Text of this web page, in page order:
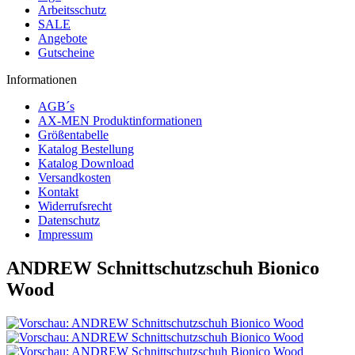
Arbeitsschutz
SALE
Angebote
Gutscheine
Informationen
AGB´s
AX-MEN Produktinformationen
Größentabelle
Katalog Bestellung
Katalog Download
Versandkosten
Kontakt
Widerrufsrecht
Datenschutz
Impressum
ANDREW Schnittschutzschuh Bionico
Wood